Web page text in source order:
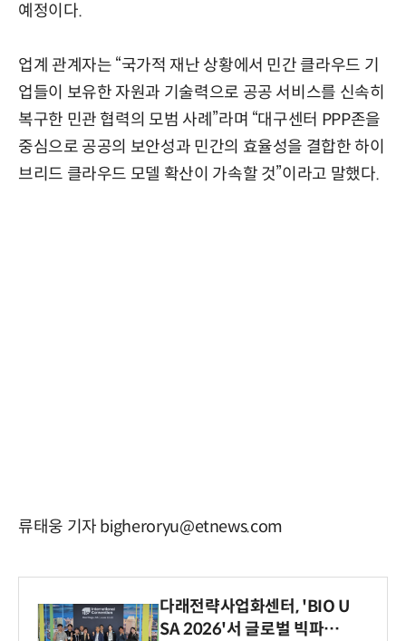
예정이다.
업계 관계자는 “국가적 재난 상황에서 민간 클라우드 기
업들이 보유한 자원과 기술력으로 공공 서비스를 신속히
복구한 민관 협력의 모범 사례”라며 “대구센터 PPP존을
중심으로 공공의 보안성과 민간의 효율성을 결합한 하이
브리드 클라우드 모델 확산이 가속할 것”이라고 말했다.
류태웅 기자 bigheroryu@etnews.com
다래전략사업화센터, 'BIO U
SA 2026'서 글로벌 빅파마